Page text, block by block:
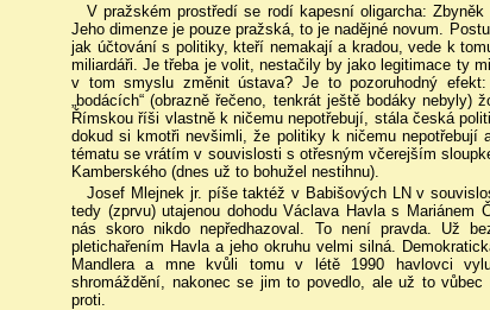
V pražském prostředí se rodí kapesní oligarcha:
Jeho dimenze je pouze pražská, to je nadějné novum.
jak účtování s politiky, kteří nemakají a kradou, vede k
miliardáři. Je třeba je volit, nestačily by jako legitimace ty
v tom smyslu změnit ústava? Je to pozoruhodný
„bodácích“ (obrazně řečeno, tenkrát ještě bodáky
Římskou říši vlastně k ničemu nepotřebují, stála česká
dokud si kmotři nevšimli, že politiky k ničemu
tématu se vrátím v souvislosti s otřesným včerejším
Kamberského (dnes už to bohužel nestihnu).
Josef Mlejnek jr. píše taktéž v Babišových LN v
tedy (zprvu) utajenou dohodu Václava Havla s Mariánem
nás skoro nikdo nepředhazoval. To není pravda. Už
pletichařením Havla a jeho okruhu velmi silná.
Mandlera a mne kvůli tomu v létě 1990 havlovci
shromáždění, nakonec se jim to povedlo, ale už to
proti.